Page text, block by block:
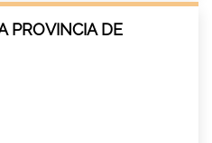
PROVINCIA DE